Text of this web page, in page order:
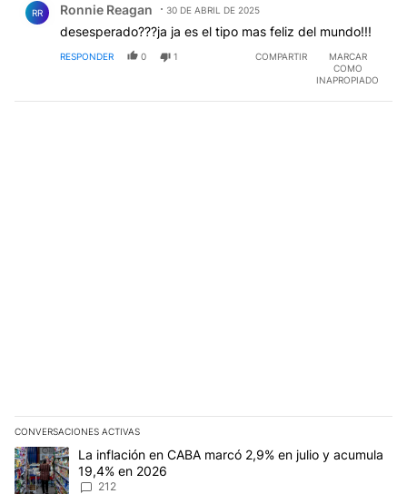
RR Ronnie Reagan 30 DE ABRIL DE 2025
desesperado???ja ja es el tipo mas feliz del mundo!!!
RESPONDER 0 1 COMPARTIR
MARCAR
COMO
INAPROPIADO
CONVERSACIONES ACTIVAS
Este listado muestra los artículos con más comentarios en los
Un artículo de tendencia con el título "La inflación en CABA
La inflación en CABA marcó 2,9% en julio y acumula
19,4% en 2026
212